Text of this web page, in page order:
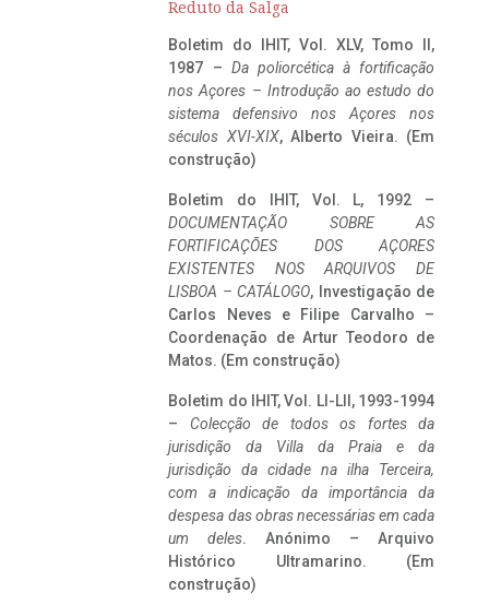
Reduto da Salga
Boletim do IHIT, Vol. XLV, Tomo II,
1987 – Da poliorcética à fortificação
nos Açores – Introdução ao estudo do
sistema defensivo nos Açores nos
séculos XVI-XIX, Alberto Vieira. (Em
construção)
Boletim do IHIT, Vol. L, 1992 –
DOCUMENTAÇÃO SOBRE AS
FORTIFICAÇÕES DOS AÇORES
EXISTENTES NOS ARQUIVOS DE
LISBOA – CATÁLOGO, Investigação de
Carlos Neves e Filipe Carvalho –
Coordenação de Artur Teodoro de
Matos. (Em construção)
Boletim do IHIT, Vol. LI-LII, 1993-1994
– Colecção de todos os fortes da
jurisdição da Villa da Praia e da
jurisdição da cidade na ilha Terceira,
com a indicação da importância da
despesa das obras necessárias em cada
um deles. Anónimo – Arquivo
Histórico Ultramarino. (Em
construção)